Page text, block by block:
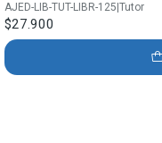
AJED-LIB-TUT-LIBR-125 |Tutor
$27.900